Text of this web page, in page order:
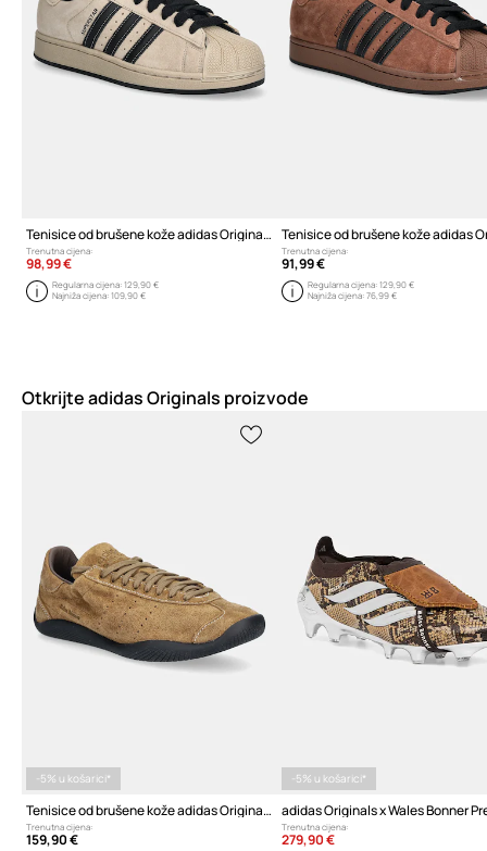
Tenisice od brušene kože adidas Originals Superstar II
Trenutna cijena:
98,99 €
Regularna cijena:129,90 €
Najniža cijena:109,90 €
Trenutna cijena:
91,99 €
Regularna cijena: 129,90 €
Najniža cijena: 76,99 €
Otkrijte adidas Originals proizvode
-5% u košarici*
Tenisice od brušene kože adidas Originals x Wales Bonner Lo Pro Suede
Trenutna cijena:
159,90 €
-5% u košarici*
Trenutna cijena:
279,90 €